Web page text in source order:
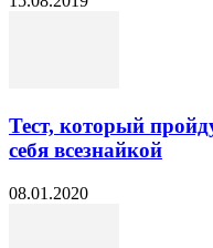
Тест, который
себя всезнайкой
08.01.2020